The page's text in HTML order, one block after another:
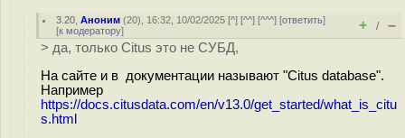
3.20 ,Аноним (20), 16:32, 10/02/2025 [^] [^^] [^^^] [ответить]
[к модератору] + / –
> да, только Сitus это не СУБД,
На сайте и в документации называют "Citus database".
Например
https://docs.citusdata.com/en/v13.0/get_started/what_is_citu
s.html